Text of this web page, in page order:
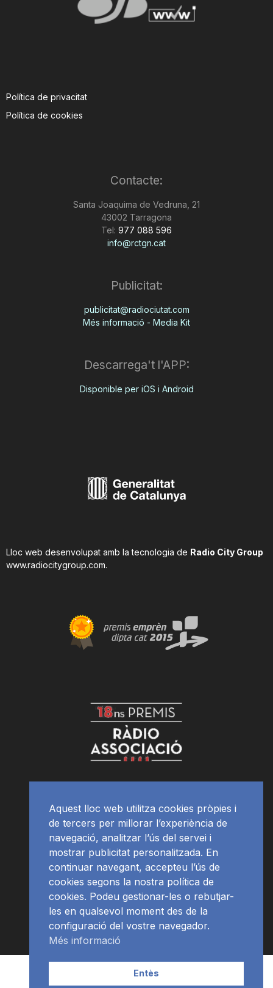
g
Política de privacitat
Política de cookies
Contacte:
Santa Joaquima de Vedruna, 21
43002 Tarragona
Tel: 977 088 596
info@rctgn.cat
Publicitat:
publicitat@radiociutat.com
Més informació - Media Kit
Descarrega't l'APP:
Disponible per iOS i Android
Lloc web desenvolupat amb la tecnologia de Radio City Group
www.radiocitygroup.com.
APP Programació
Aquest lloc web utilitza cookies pròpies i
de tercers per millorar l’experiència de
navegació, analitzar l’ús del servei i
mostrar publicitat personalitzada. En
continuar navegant, accepteu l’ús de
cookies segons la nostra política de
cookies. Podeu gestionar-les o rebutjar-
les en qualsevol moment des de la
configuració del vostre navegador.
Més informació
Entès